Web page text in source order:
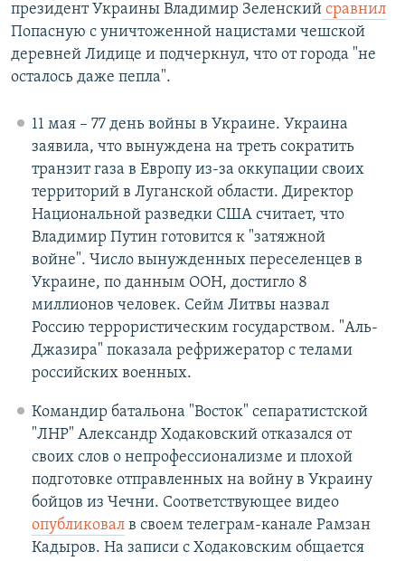
президент Украины Владимир Зеленский сравнил
Попасную с уничтоженной нацистами чешской
деревней Лидице и подчеркнул, что от города "не
осталось даже пепла".
11 мая – 77 день войны в Украине. Украина
заявила, что вынуждена на треть сократить
транзит газа в Европу из-за оккупации своих
территорий в Луганской области. Директор
Национальной разведки США считает, что
Владимир Путин готовится к "затяжной
войне". Число вынужденных переселенцев в
Украине, по данным ООН, достигло 8
миллионов человек. Сейм Литвы назвал
Россию террористическим государством. "Аль-
Джазира" показала рефрижератор с телами
российских военных.
Командир батальона "Восток" сепаратистской
"ЛНР" Александр Ходаковский отказался от
своих слов о непрофессионализме и плохой
подготовке отправленных на войну в Украину
бойцов из Чечни. Соответствующее видео
опубликовалв своем телеграм-канале Рамзан
Кадыров. На записи с Ходаковским общается